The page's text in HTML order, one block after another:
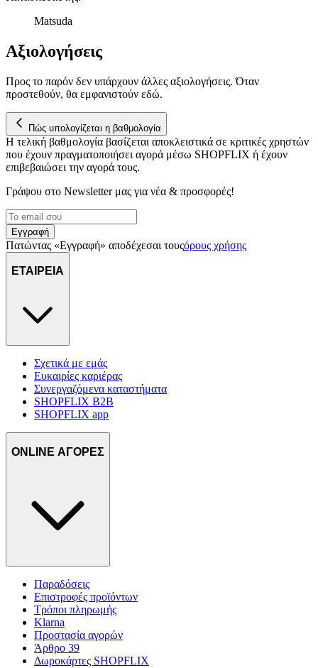
μας επεξεργαζόμαστε προσωπικά σας δεδομένα, π.χ. τη
για να αποθηκεύουμε και να έχουμε πρόσβαση σε πληροφορίες
διαφημίσεων και περιεχομένου, τις μετρήσεις σχετικά με
διαφημίσεις και περιεχόμενο, την καλύτερη εικόνα του κοινού
πληροφορίες σχετικά με την από μέρους σας χρήση της
τοποθεσίας μας στους συνεργάτες μέσων κοινωνικής
δικτύωσης, διαφημίσεων και ανάλυσης.
Matsuda
Αξιολογήσεις
Προς το παρόν δεν υπάρχουν άλλες αξιολογήσεις. Όταν
προστεθούν, θα εμφανιστούν εδώ.
Πώς υπολογίζεται η βαθμολογία
Η τελική βαθμολογία βασίζεται αποκλειστικά σε κριτικές χρηστών
που έχουν πραγματοποιήσει αγορά μέσω SHOPFLIX ή έχουν
επιβεβαιώσει την αγορά τους.
Γράψου στο Νewsletter μας για νέα & προσφορές!
Εγγραφή
Πατώντας «Εγγραφή» αποδέχεσαι τουςόρους χρήσης
ΕΤΑΙΡΕΙΑ
Σχετικά με εμάς
Ευκαιρίες καριέρας
Συνεργαζόμενα καταστήματα
SHOPFLIX B2B
SHOPFLIX app
ONLINE ΑΓΟΡΕΣ
Παραδόσεις
Επιστροφές προϊόντων
Τρόποι πληρωμής
Klarna
Προστασία αγορών
Άρθρο 39
Δωροκάρτες SHOPFLIX